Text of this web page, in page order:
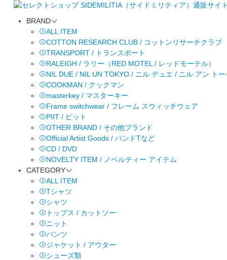
BRAND
ALL ITEM
COTTON RESEARCH CLUB / コットンリサーチクラブ
TRANSPORT / トランスポート
RALEIGH / ラリー（RED MOTEL / レッドモーテル）
NIL DUE / NIL UN TOKYO / ニル デュエ / ニル アン ト
COOKMAN / クックマン
masterkey / マスターキー
Frame switchwear / フレーム スウィッチウェア
PIIT / ピット
OTHER BRAND / その他ブランド
Official Artist Goods / バンドTなど
CD / DVD
NOVELTY ITEM / ノベルティー アイテム
CATEGORY
ALL ITEM
Tシャツ
シャツ
トップス / カットソー
ニット
パンツ
ジャケット / アウター
シューズ類